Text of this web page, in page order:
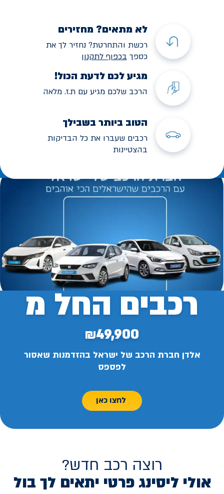
לא מתאים? מחזירים
רכשת והתחרטת? נחזיר לך את
כספך בכפוף לתקנון
מגיע לכם לדעת הכול!
הרכב שלכם מגיע עם ת.ז. מלאה
הטוב ביותר בשבילך
רכבים שעברו את כל הבדיקות
בהצטיינות
רכבים החל מ
₪49,900
אלדן חברת הרכב של ישראל בהזדמנות שאסור
לפספס
לחצו כאן
רוצה רכב חדש?
אולי ליסינג פרטי יתאים לך בול